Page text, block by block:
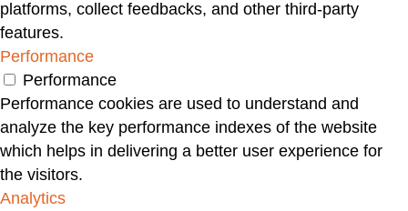
platforms, collect feedbacks, and other third-party
features.
Performance
Performance
Performance cookies are used to understand and
analyze the key performance indexes of the website
which helps in delivering a better user experience for
the visitors.
Analytics